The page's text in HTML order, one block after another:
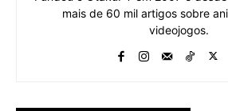
mais de 60 mil artigos sobre
videojogos.